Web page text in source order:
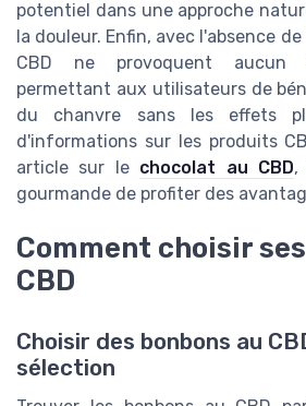
potentiel dans une approche
la douleur. Enfin, avec l'absence de
CBD ne provoquent aucun
permettant aux utilisateurs de
du chanvre sans les effets
d'informations sur les produits
article sur le chocolat au CBD,
gourmande de profiter des
Comment choisir
CBD
Choisir des bonbons au
sélection